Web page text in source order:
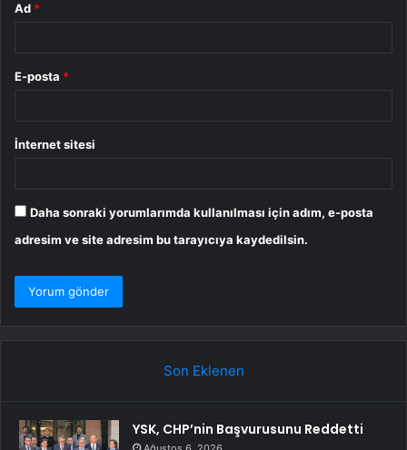
Ad *
E-posta *
İnternet sitesi
Daha sonraki yorumlarımda kullanılması için adım, e-posta
adresim ve site adresim bu tarayıcıya kaydedilsin.
Son Eklenen
YSK, CHP’nin Başvurusunu Reddetti